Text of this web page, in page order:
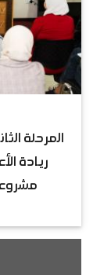
المرحلة
ريادة